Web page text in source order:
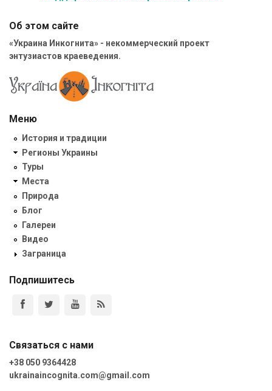
Об этом сайте
«Украина Инкогнита» - некоммерческий проект
энтузиастов краеведения.
Меню
История и традиции
Регионы Украины
Туры
Места
Природа
Блог
Галереи
Видео
Заграница
Подпишитесь
Связаться с нами
+38 050 9364428
ukrainaincognita.com@gmail.com